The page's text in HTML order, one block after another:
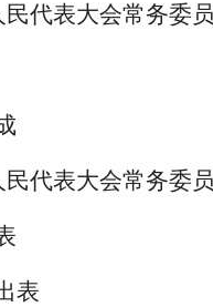
代表大会常务委
代表大会常务委
表